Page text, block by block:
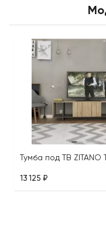
Тумба под ТВ ZITANO
13 125 ₽